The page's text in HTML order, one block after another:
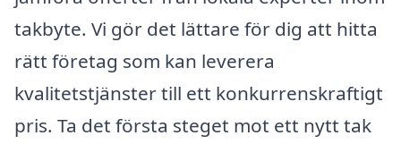
takbyte. Vi gör det lättare för dig att hitta
rätt företag som kan leverera
kvalitetstjänster till ett konkurrenskraftigt
pris. Ta det första steget mot ett nytt tak